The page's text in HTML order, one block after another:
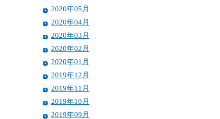
2020年05月
2020年04月
2020年03月
2020年02月
2020年01月
2019年12月
2019年11月
2019年10月
2019年09月